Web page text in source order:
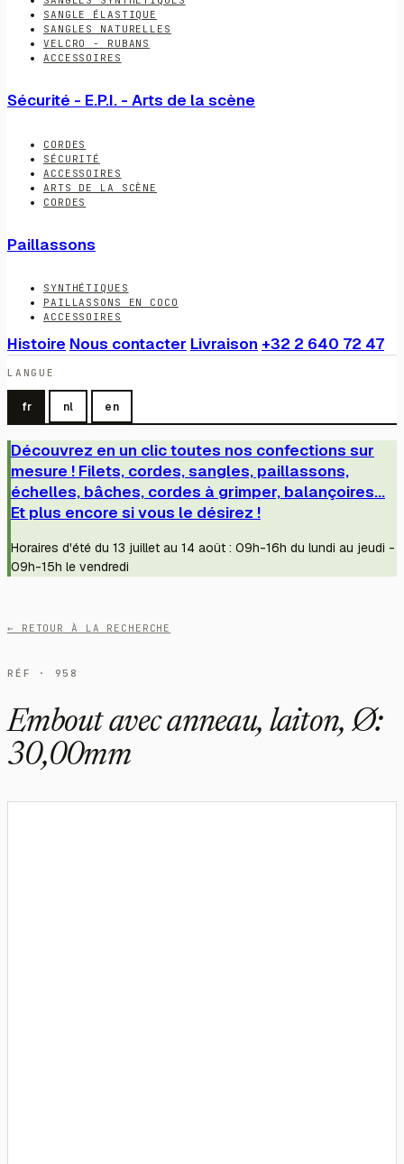
SANGLE ÉLASTIQUE
SANGLES NATURELLES
VELCRO - RUBANS
ACCESSOIRES
Sécurité - E.P.I. - Arts de la scène
CORDES
SÉCURITÉ
ACCESSOIRES
ARTS DE LA SCÈNE
CORDES
Paillassons
SYNTHÉTIQUES
PAILLASSONS EN COCO
ACCESSOIRES
Histoire Nous contacter Livraison +32 2 640 72 47
LANGUE
fr nl en
Découvrez en un clic toutes nos confections sur
mesure ! Filets, cordes, sangles, paillassons,
échelles, bâches, cordes à grimper, balançoires...
Et plus encore si vous le désirez !
Horaires d'été du 13 juillet au 14 août : 09h-16h du lundi au jeudi -
09h-15h le vendredi
← RETOUR À LA RECHERCHE
RÉF · 958
Embout avec anneau, laiton, Ø:
30,00mm